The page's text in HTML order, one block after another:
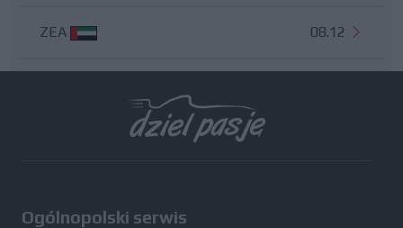
ZEA 08.12
Ogólnopolski serwis